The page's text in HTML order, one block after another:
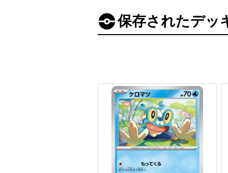
保存されたデッ